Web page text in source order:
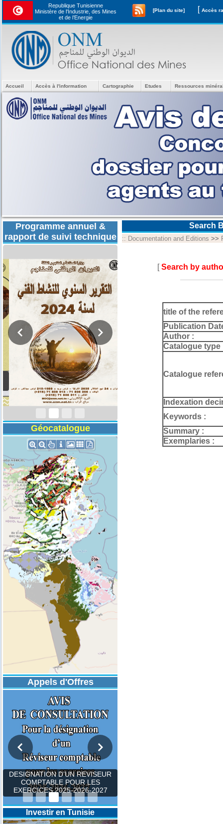
Republique Tunisienne
Ministère de l'Industrie, des Mines
et de l’Energie
[Plan du site] [
Accueil Accès à l'information Cartographie Etudes Ressources
Programme annuel &
rapport de suivi technique
Rapport d'activités
2024
Géocatalogue
Appels d'Offres
DESIGNATION D’UN REVISEUR
COMPTABLE POUR LES
EXERCICES 2025-2026-2027
Investir en Tunisie
Search
:: Documentation and Editions >>
[Search by
title of the
Publication
Author :
Catalogue type
Catalogue
Indexation
Keywords :
Summary :
Exemplaries :